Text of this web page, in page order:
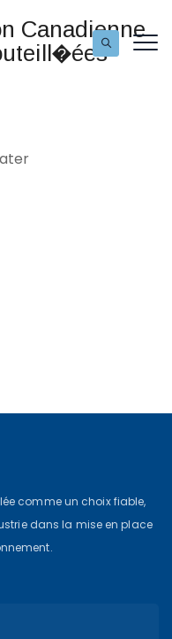
comme un choix fiable,
dans la mise en place